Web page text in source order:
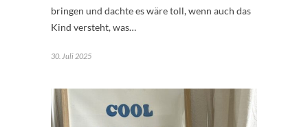
bringen und dachte es wäre toll, wenn auch das
Kind versteht, was…
30. Juli 2025